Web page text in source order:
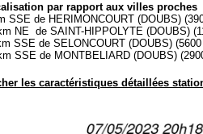
par rapport aux villes proches
SSE de HERIMONCOURT (DOUBS)
NE de SAINT-HIPPOLYTE (DOUBS)
SSE de SELONCOURT (DOUBS)
SSE de MONTBELIARD (DOUBS)
les caractéristiques détaillées